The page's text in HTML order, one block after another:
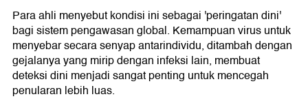
Para ahli menyebut kondisi ini sebagai 'peringatan dini'
bagi sistem pengawasan global. Kemampuan virus untuk
menyebar secara senyap antarindividu, ditambah dengan
gejalanya yang mirip dengan infeksi lain, membuat
deteksi dini menjadi sangat penting untuk mencegah
penularan lebih luas.